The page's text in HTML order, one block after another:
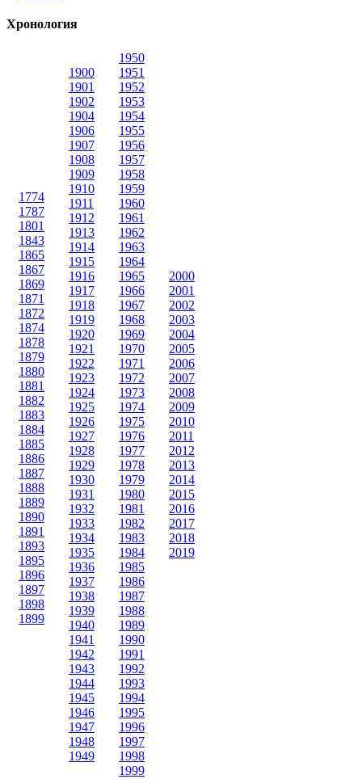
Хронология
1774
1787
1801
1843
1865
1867
1869
1871
1872
1874
1878
1879
1880
1881
1882
1883
1884
1885
1886
1887
1888
1889
1890
1891
1893
1895
1896
1897
1898
1899
1900
1901
1902
1904
1906
1907
1908
1909
1910
1911
1912
1913
1914
1915
1916
1917
1918
1919
1920
1921
1922
1923
1924
1925
1926
1927
1928
1929
1930
1931
1932
1933
1934
1935
1936
1937
1938
1939
1940
1941
1942
1943
1944
1945
1946
1947
1948
1949
1950
1951
1952
1953
1954
1955
1956
1957
1958
1959
1960
1961
1962
1963
1964
1965
1966
1967
1968
1969
1970
1971
1972
1973
1974
1975
1976
1977
1978
1979
1980
1981
1982
1983
1984
1985
1986
1987
1988
1989
1990
1991
1992
1993
1994
1995
1996
1997
1998
1999
2000
2001
2002
2003
2004
2005
2006
2007
2008
2009
2010
2011
2012
2013
2014
2015
2016
2017
2018
2019